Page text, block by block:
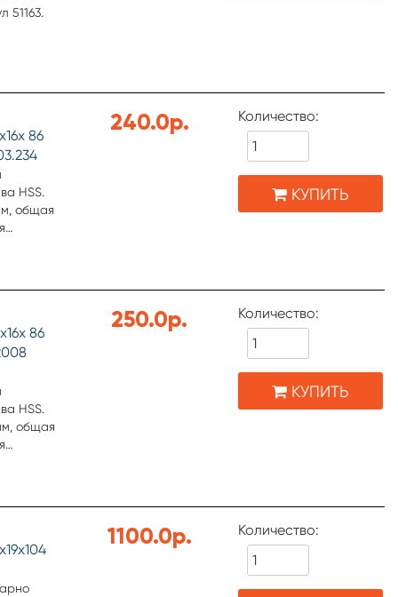
51163.
86
HSS.
общая
9140-78
240.0р. Количество:
КУПИТЬ
86
HSS.
общая
9140-78
250.0р. Количество:
КУПИТЬ
1100.0р. Количество: